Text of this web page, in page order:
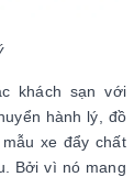
khách sạn với
hành lý, đồ
xe đẩy chất
Bởi vì nó mang